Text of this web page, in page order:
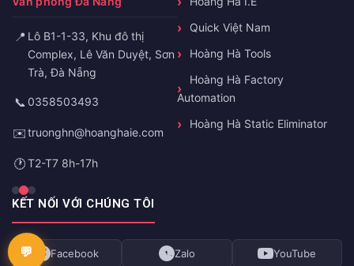
📍 Lô B1-1-33, Khu đô thị
Complex, Lê Văn Duyệt, Sơn
Trà, Đà Nẵng
📞 0358503493
✉️truonghn@hoanghaie.com
🕐T2-T7 8h-17h
Quick Việt Nam
Hoàng Hà Tools
Hoàng Hà Factory
Automation
Hoàng Hà Static Eliminator
KẾT NỐI VỚI CHÚNG TÔI
Facebook Zalo YouTube